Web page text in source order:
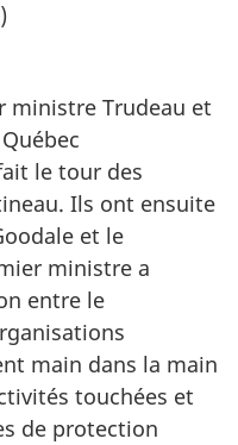
ministre Trudeau et
le tour des
Ils ont ensuite
et le
ministre a
entre le
main dans la main
touchées et
de protection